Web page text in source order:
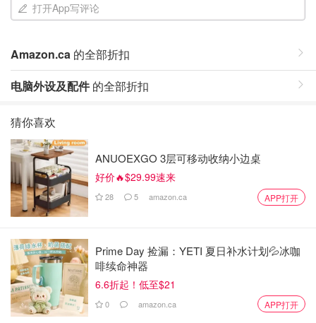
打开App写评论
Amazon.ca 的全部折扣
电脑外设及配件的全部折扣
猜你喜欢
ANUOEXGO 3层可移动收纳小边桌
好价🔥$29.99速来
28 5 amazon.ca APP打开
Prime Day 捡漏：YETI 夏日补水计划💦冰咖
啡续命神器
6.6折起！低至$21
0 amazon.ca APP打开